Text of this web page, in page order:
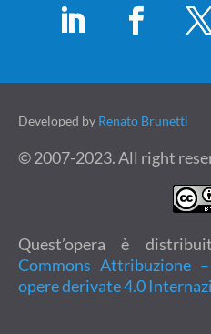
Developed by Renato Brunetti
© 2007-2023. All right
Quest’opera è
Commons Attribuzione
opere derivate 4.0